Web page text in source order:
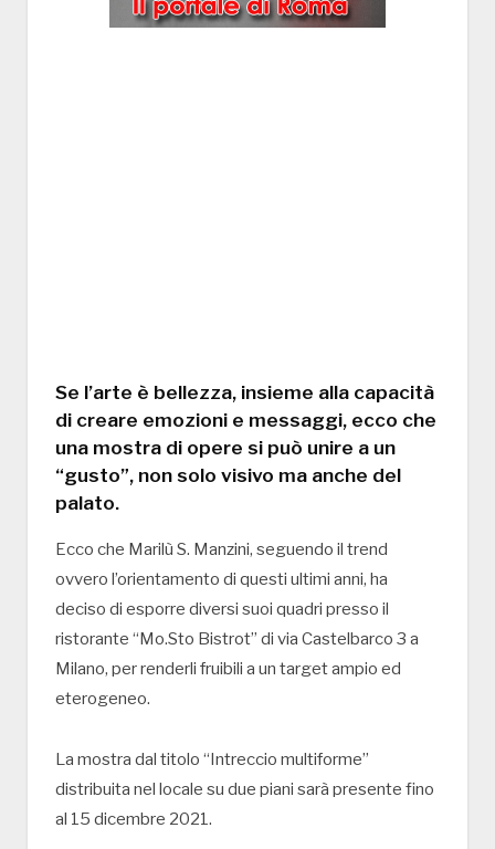
Se l’arte è bellezza, insieme alla capacità
di creare emozioni e messaggi, ecco che
una mostra di opere si può unire a un
“gusto”, non solo visivo ma anche del
palato.
Ecco che Marilù S. Manzini, seguendo il trend
ovvero l’orientamento di questi ultimi anni, ha
deciso di esporre diversi suoi quadri presso il
ristorante “Mo.Sto Bistrot” di via Castelbarco 3 a
Milano, per renderli fruibili a un target ampio ed
eterogeneo.
La mostra dal titolo “Intreccio multiforme”
distribuita nel locale su due piani sarà presente fino
al 15 dicembre 2021.